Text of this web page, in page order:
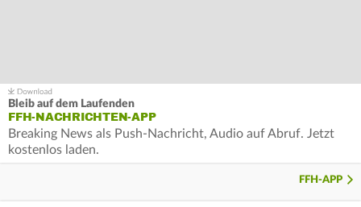
Bleib auf dem Laufenden
FFH-NACHRICHTEN-APP
Breaking News als Push-Nachricht, Audio auf Abruf. Jetzt
kostenlos laden.
FFH-APP